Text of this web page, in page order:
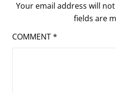
Your email address will
fields are
COMMENT*